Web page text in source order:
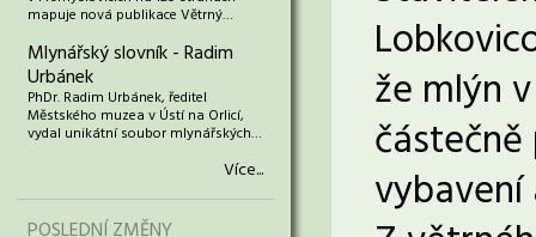
mapuje nová publikace Větrný…
Mlynářský slovník - Radim
Urbánek
PhDr. Radim Urbánek, ředitel
Městského muzea v Ústí na Orlicí,
vydal unikátní soubor mlynářských…
Více...
že mlýn